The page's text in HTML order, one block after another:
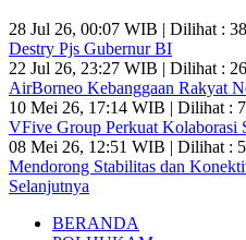
28 Jul 26, 00:07 WIB | Dilihat :
Destry Pjs Gubernur BI
22 Jul 26, 23:27 WIB | Dilihat :
AirBorneo Kebanggaan Rakyat
10 Mei 26, 17:14 WIB | Dilihat :
VFive Group Perkuat Kolaborasi
08 Mei 26, 12:51 WIB | Dilihat :
Mendorong Stabilitas dan
Selanjutnya
BERANDA